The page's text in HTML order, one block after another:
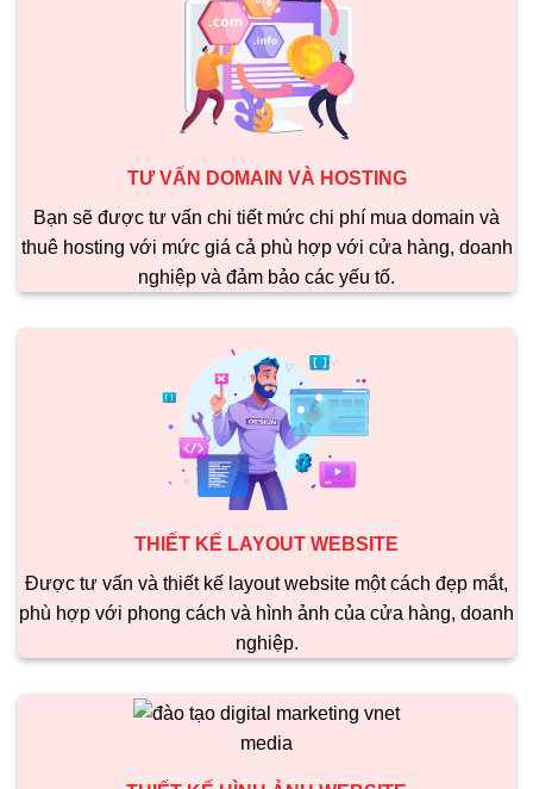
TƯ VẤN DOMAIN VÀ HOSTING
Bạn sẽ được tư vấn chi tiết mức chi phí mua domain và
thuê hosting với mức giá cả phù hợp với cửa hàng, doanh
nghiệp và đảm bảo các yếu tố.
THIẾT KẾ LAYOUT WEBSITE
Được tư vấn và thiết kế layout website một cách đẹp mắt,
phù hợp với phong cách và hình ảnh của cửa hàng, doanh
nghiệp.